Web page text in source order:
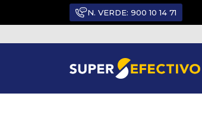
N. VERDE: 900 10 14 71